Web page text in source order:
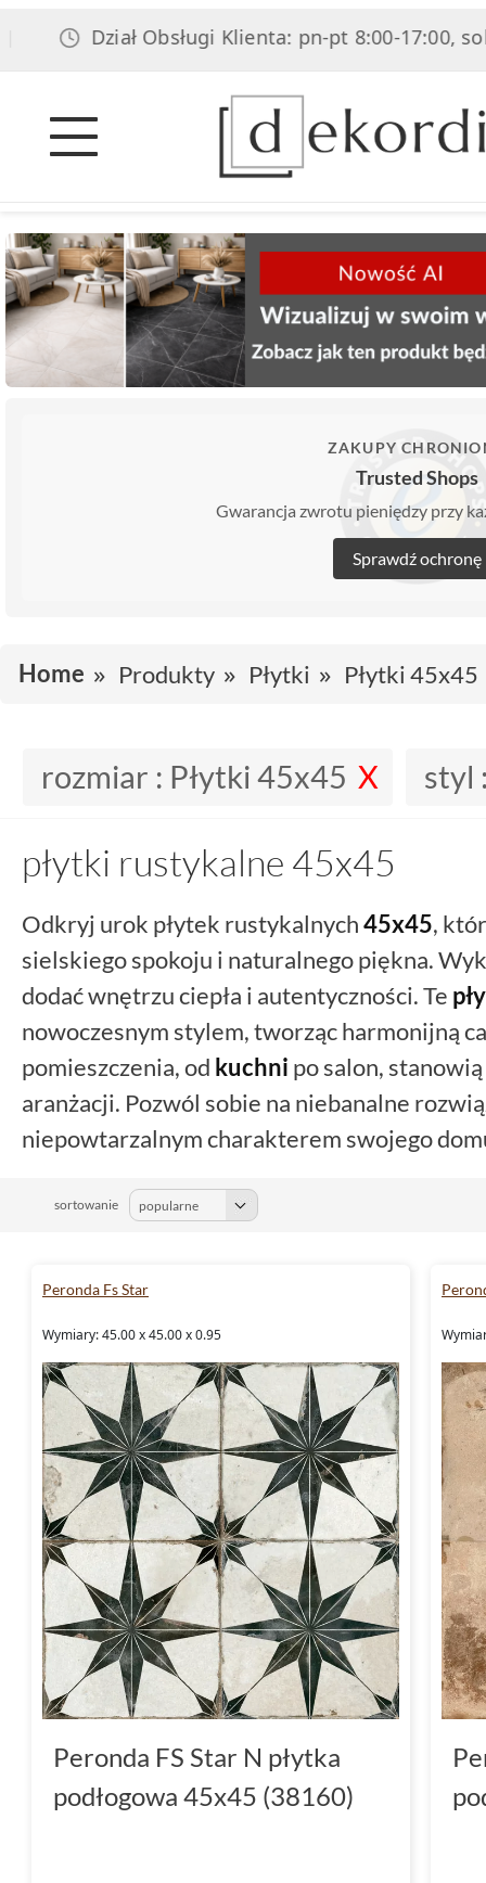
Obsługi Klienta: pn-pt 8:00-17:00, sob 8:00-
ZAKUPY
Trusted Shops
Gwarancja zwrotu pieniędzy przy
Sprawdź ochronę
Home Produkty Płytki Płytki 45x45
rozmiar : Płytki 45x45 styl
płytki rustykalne 45x45
Odkryj urok płytek rustykalnych45x45,
sielskiego spokoju i naturalnego piękna.
dodać wnętrzu ciepła i autentyczności. Te
nowoczesnym stylem, tworząc harmonijną
pomieszczenia, od kuchni po salon,
aranżacji. Pozwól sobie na niebanalne
niepowtarzalnym charakterem swojego
sortowanie
Peronda Fs Star
Wymiary: 45.00 x 45.00 x 0.95
Peronda FS Star N płytka
podłogowa 45x45 (38160)